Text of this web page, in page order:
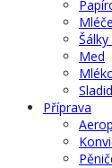
Med
Příprava